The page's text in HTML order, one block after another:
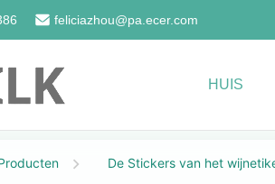
feliciazhou@pa.ecer.com
HUIS
De Stickers van het